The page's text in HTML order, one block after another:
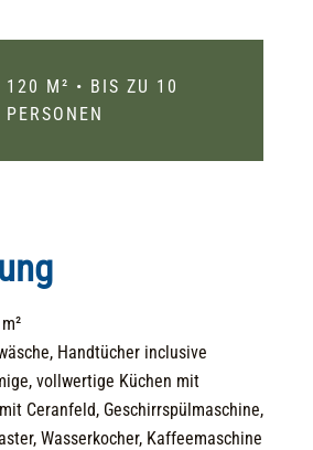
120 M² • BIS ZU 10
PERSONEN
Handtücher inclusive
vollwertige Küchen mit
Ceranfeld, Geschirrspülmaschine,
Wasserkocher, Kaffeemaschine